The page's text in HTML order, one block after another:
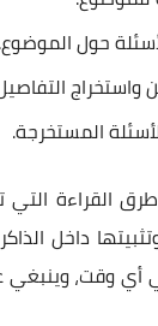
حول الموضوع.
واستخراج
المستخرجة.
القراءة التي
داخل
وقت، وينبغي